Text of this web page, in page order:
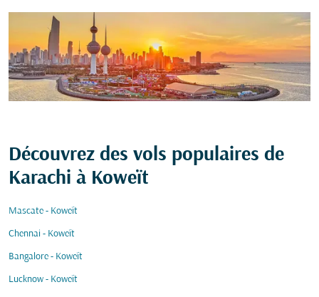
Découvrez des vols populaires de
Karachi à Koweït
Mascate - Koweït
Chennai - Koweït
Bangalore - Koweït
Lucknow - Koweït